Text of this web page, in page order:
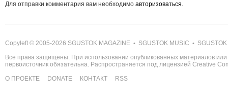
Для отправки комментария вам необходимо авторизоваться.
Copyleft © 2005-2026 SGUSTOK MAGAZINE • SGUSTOK MUSIC •
Все права защищены. При использовании опубликованных материалов
первоисточник обязательна. Распространяется под лицензией Creative
О ПРОЕКТЕ
DONATE КОНТАКТ RSS